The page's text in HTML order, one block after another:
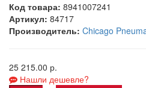
Код товара: 8941007241
Артикул: 84717
Производитель: Chicago
25 215.00 р.
Нашли дешевле?